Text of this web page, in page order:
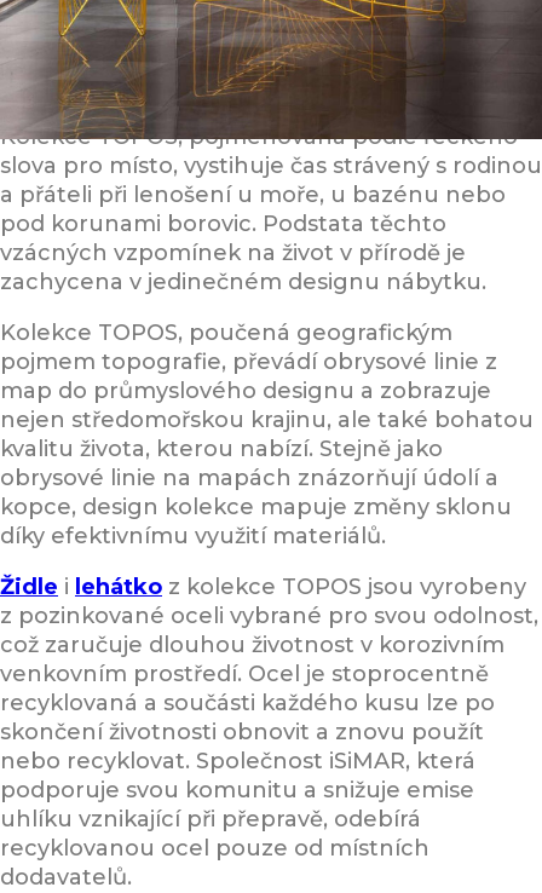
Kolekce TOPOS, pojmenovaná podle řeckého
slova pro místo, vystihuje čas strávený s rodinou
a přáteli při lenošení u moře, u bazénu nebo
pod korunami borovic. Podstata těchto
vzácných vzpomínek na život v přírodě je
zachycena v jedinečném designu nábytku.
Kolekce TOPOS, poučená geografickým
pojmem topografie, převádí obrysové linie z
map do průmyslového designu a zobrazuje
nejen středomořskou krajinu, ale také bohatou
kvalitu života, kterou nabízí. Stejně jako
obrysové linie na mapách znázorňují údolí a
kopce, design kolekce mapuje změny sklonu
díky efektivnímu využití materiálů.
Židl e i lehátko z kolekce TOPOS jsou vyrobeny
z pozinkované oceli vybrané pro svou odolnost,
což zaručuje dlouhou životnost v korozivním
venkovním prostředí. Ocel je stoprocentně
recyklovaná a součásti každého kusu lze po
skončení životnosti obnovit a znovu použít
nebo recyklovat. Společnost iSiMAR, která
podporuje svou komunitu a snižuje emise
uhlíku vznikající při přepravě, odebírá
recyklovanou ocel pouze od místních
dodavatelů.